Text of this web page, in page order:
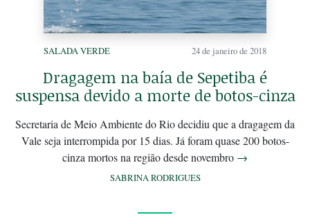
SALADA VERDE 24 de janeiro de 2018
Dragagem na baía de Sepetiba é
suspensa devido a morte de botos-cinza
Secretaria de Meio Ambiente do Rio decidiu que a dragagem da
Vale seja interrompida por 15 dias. Já foram quase 200 botos-
cinza mortos na região desde novembro →
SABRINA RODRIGUES